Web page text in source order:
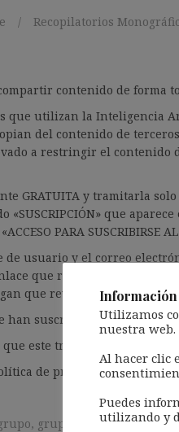
Recopilatorios
contenido de forma
que utilizan la Inteligencia
del contenido de
a restringir el contenido
GRATUITA y tramitarla
que
PARA SUSCRIBIRSE AL
de usuario y el correo
que recibirán en el
que revisar la bandeja de
han suscrito.
este trámite pueda causar.
de privacidad del blog:
, grupo de empresas,
Utilizamos
nuestra web.
Al hacer clic
Puedes
utilizando y